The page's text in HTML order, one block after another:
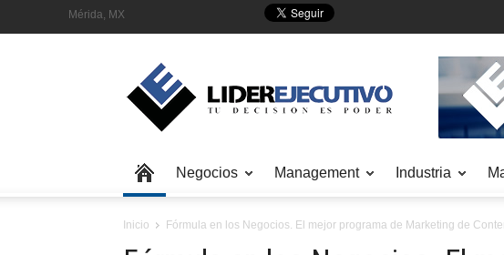
Mérida, MX
Negocios Management Industria
Inicio Fórmula en los Negocios. El mejor programa de Marketing de